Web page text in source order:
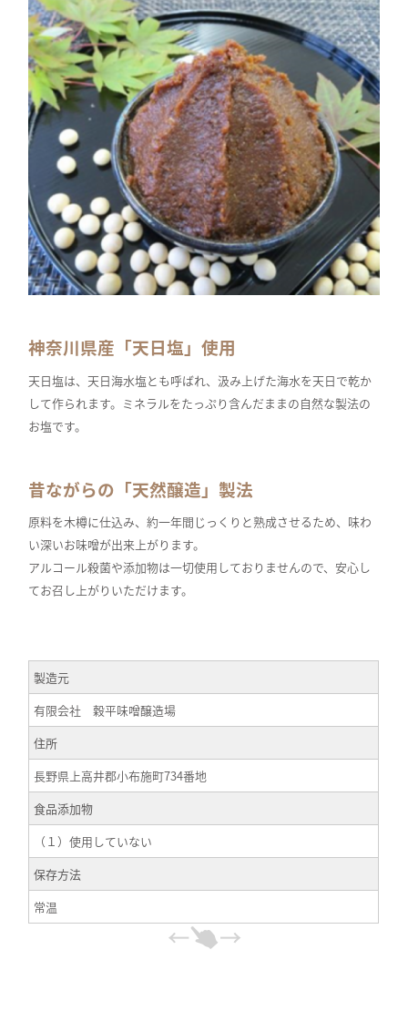
神奈川県産「天日塩」使用
天日塩は、天日海水塩とも呼ばれ、汲み上げた海水を天日で乾か
して作られます。ミネラルをたっぷり含んだままの自然な製法の
お塩です。
昔ながらの「天然醸造」製法
原料を木樽に仕込み、約一年間じっくりと熟成させるため、味わ
い深いお味噌が出来上がります。
アルコール殺菌や添加物は一切使用しておりませんので、安心し
てお召し上がりいただけます。
製造元
有限会社 穀平味噌醸造場
住所
長野県上高井郡小布施町734番地
食品添加物
（１）使用していない
保存方法
常温